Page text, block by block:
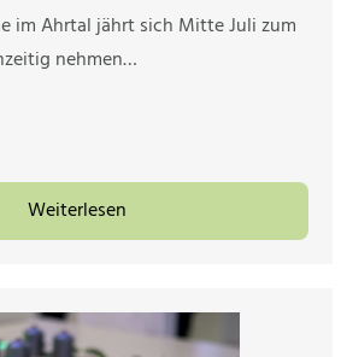
im Ahrtal jährt sich Mitte Juli zum
nehmen…
Weiterlesen